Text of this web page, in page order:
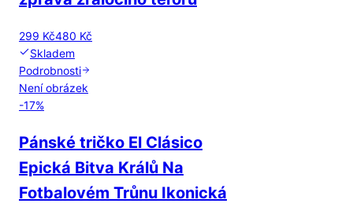
299 Kč480 Kč
Skladem
Podrobnosti
Není obrázek
-17%
Pánské tričko El Clásico
Epická Bitva Králů Na
Fotbalovém Trůnu Ikonická